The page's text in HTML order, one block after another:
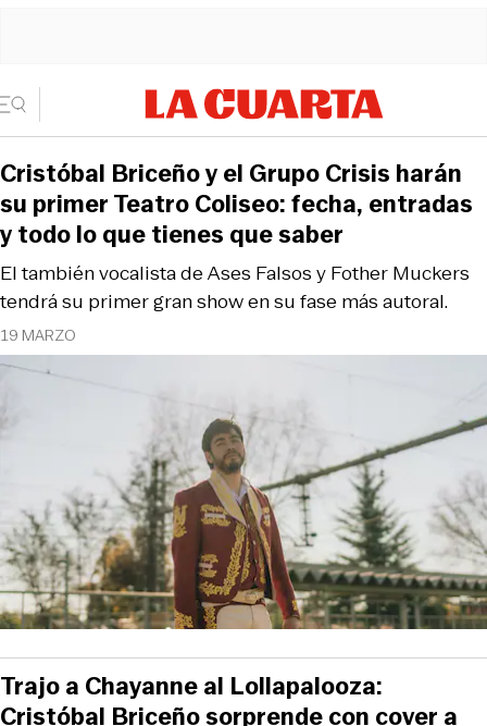
19 MARZO
El también vocalista de Ases Falsos y Fother Muckers
tendrá su primer gran show en su fase más autoral.
Cristóbal Briceño y el Grupo Crisis harán
su primer Teatro Coliseo: fecha, entradas
y todo lo que tienes que saber
Trajo a Chayanne al Lollapalooza:
Cristóbal Briceño sorprende con cover a